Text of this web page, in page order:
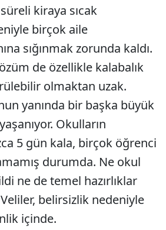
kiraya sıcak
birçok aile
sığınmak zorunda kaldı.
de özellikle kalabalık
olmaktan uzak.
yanında bir başka büyük
Okulların
5 gün kala, birçok öğrenci
durumda. Ne okul
ne de temel hazırlıklar
belirsizlik nedeniyle
içinde.